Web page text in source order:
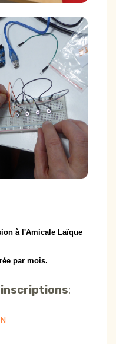
à l'Amicale Laïque
par mois.
: